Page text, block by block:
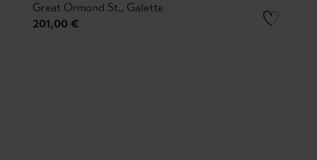
Great Ormond St., Galette
201,00 €